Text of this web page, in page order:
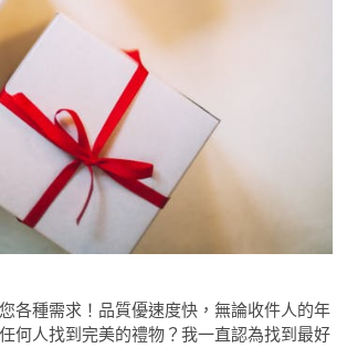
各種需求！品質優速度快，無論收件人的年
何人找到完美的禮物？我一直認為找到最好